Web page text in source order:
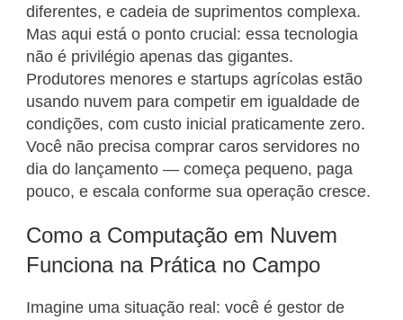
diferentes, e cadeia de suprimentos complexa.
Mas aqui está o ponto crucial: essa tecnologia
não é privilégio apenas das gigantes.
Produtores menores e startups agrícolas estão
usando nuvem para competir em igualdade de
condições, com custo inicial praticamente zero.
Você não precisa comprar caros servidores no
dia do lançamento — começa pequeno, paga
pouco, e escala conforme sua operação cresce.
Como a Computação em Nuvem
Funciona na Prática no Campo
Imagine uma situação real: você é gestor de